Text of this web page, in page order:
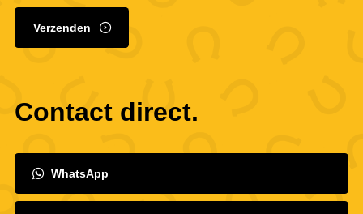
Verzenden
Contact direct.
WhatsApp